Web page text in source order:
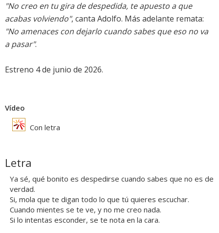
"No creo en tu gira de despedida, te apuesto a que
acabas volviendo", canta Adolfo. Más adelante remata:
"No amenaces con dejarlo cuando sabes que eso no va
a pasar".
Estreno 4 de junio de 2026.
Vídeo
Con letra
Letra
Ya sé, qué bonito es despedirse cuando sabes que no es de
verdad.
Si, mola que te digan todo lo que tú quieres escuchar.
Cuando mientes se te ve, y no me creo nada.
Si lo intentas esconder, se te nota en la cara.